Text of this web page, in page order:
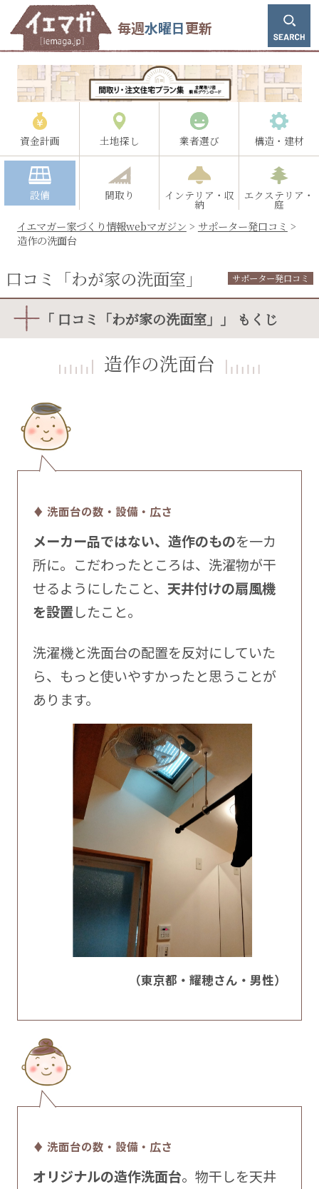
毎週水曜日更新
資金計画 土地探し 業者選び 構造・建材
設備 間取り インテリア・収
納
エクステリア・
庭
イエマガー家づくり情報webマガジン > サポーター発口コミ >
造作の洗面台
口コミ「わが家の洗面室」 サポーター発口コミ
「 口コミ「わが家の洗面室」」 もくじ
造作の洗面台
♦ 洗面台の数・設備・広さ
メーカー品ではない、造作のものを一カ
所に。こだわったところは、洗濯物が干
せるようにしたこと、 天井付けの扇風機
を設置したこと。
洗濯機と洗面台の配置を反対にしていた
ら、もっと使いやすかったと思うことが
あります。
（東京都・耀穂さん・男性）
♦ 洗面台の数・設備・広さ
オリジナルの造作洗面台。物干しを天井